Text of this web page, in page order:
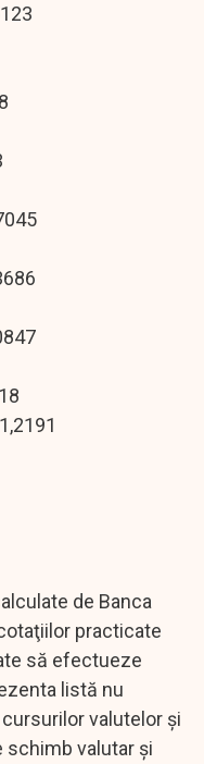
de Banca
practicate
să efectueze
listă nu
valutelor şi
schimb valutar şi